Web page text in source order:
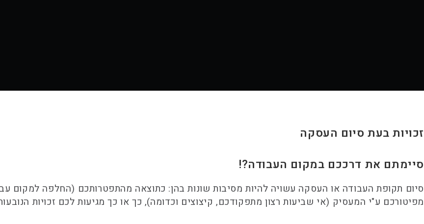
זכויות בעת סיום העסקה
סיימתם את דרככם במקום העבודה?!
סיום תקופת העבודה או העסקה עשויה להיות מסיבות שונות בהן: כתוצאה מהתפטרותכם (החלפה
מפיטורכם ע"י המעסיק (אי שביעות רצון מתפקודכם, קיצוצים וכדומה), כך או כך מגיעות לכם זכויות